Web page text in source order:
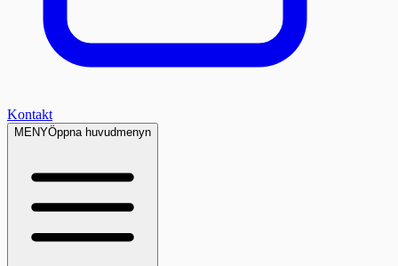
Kontakt
MENYÖppna huvudmenyn